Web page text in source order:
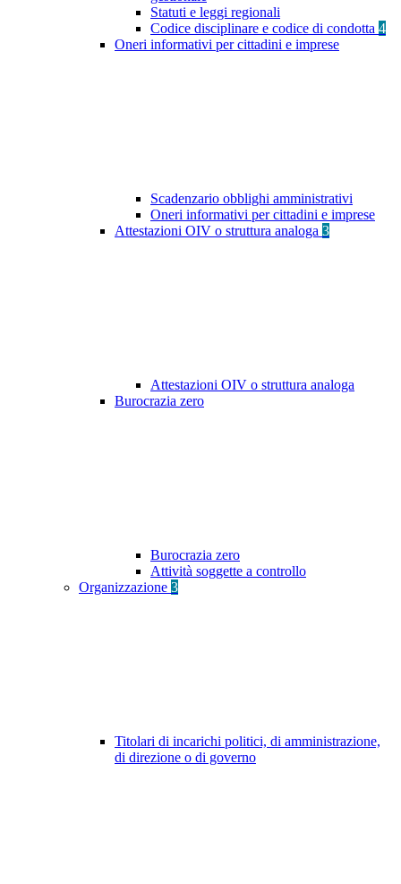
Statuti e leggi regionali
Codice disciplinare e codice di condotta 4
Oneri informativi per cittadini e imprese
Scadenzario obblighi amministrativi
Oneri informativi per cittadini e imprese
Attestazioni OIV o struttura analoga 3
Attestazioni OIV o struttura analoga
Burocrazia zero
Burocrazia zero
Attività soggette a controllo
Organizzazione 3
Titolari di incarichi politici, di amministrazione,
di direzione o di governo